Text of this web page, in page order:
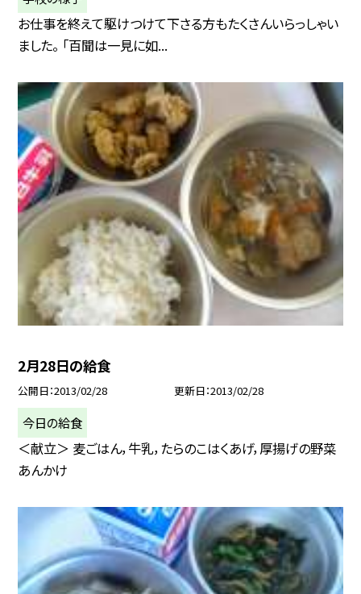
お仕事を終えて駆けつけて下さる方もたくさんいらっしゃい
ました。 「百聞は一見に如...
2月28日の給食
公開日 2013/02/28 更新日 2013/02/28
今日の給食
＜献立＞ 麦ごはん，牛乳，たらのこはくあげ，厚揚げの野菜
あんかけ